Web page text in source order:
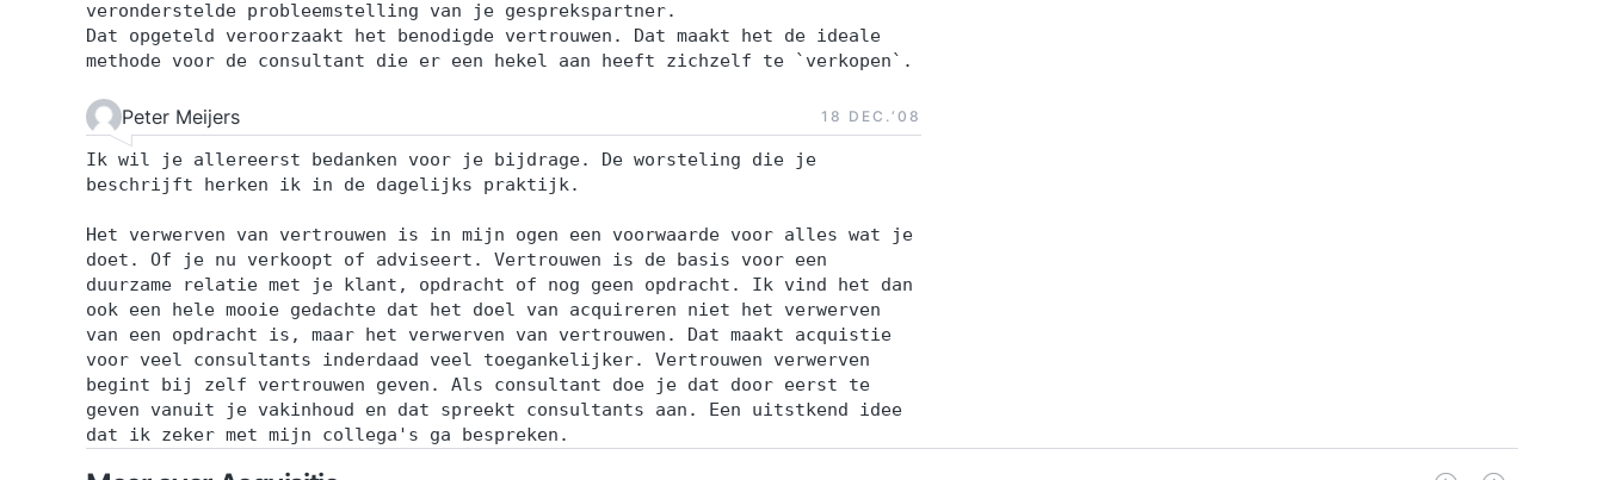
veronderstelde probleemstelling van je gesprekspartner.
Dat opgeteld veroorzaakt het benodigde vertrouwen. Dat maakt het de ideale
methode voor de consultant die er een hekel aan heeft zichzelf te `verkopen`.
Peter Meijers 18 DEC.‘08
Ik wil je allereerst bedanken voor je bijdrage. De worsteling die je
beschrijft herken ik in de dagelijks praktijk.
Het verwerven van vertrouwen is in mijn ogen een voorwaarde voor alles wat je
doet. Of je nu verkoopt of adviseert. Vertrouwen is de basis voor een
duurzame relatie met je klant, opdracht of nog geen opdracht. Ik vind het dan
ook een hele mooie gedachte dat het doel van acquireren niet het verwerven
van een opdracht is, maar het verwerven van vertrouwen. Dat maakt acquistie
voor veel consultants inderdaad veel toegankelijker. Vertrouwen verwerven
begint bij zelf vertrouwen geven. Als consultant doe je dat door eerst te
geven vanuit je vakinhoud en dat spreekt consultants aan. Een uitstkend idee
dat ik zeker met mijn collega's ga bespreken.